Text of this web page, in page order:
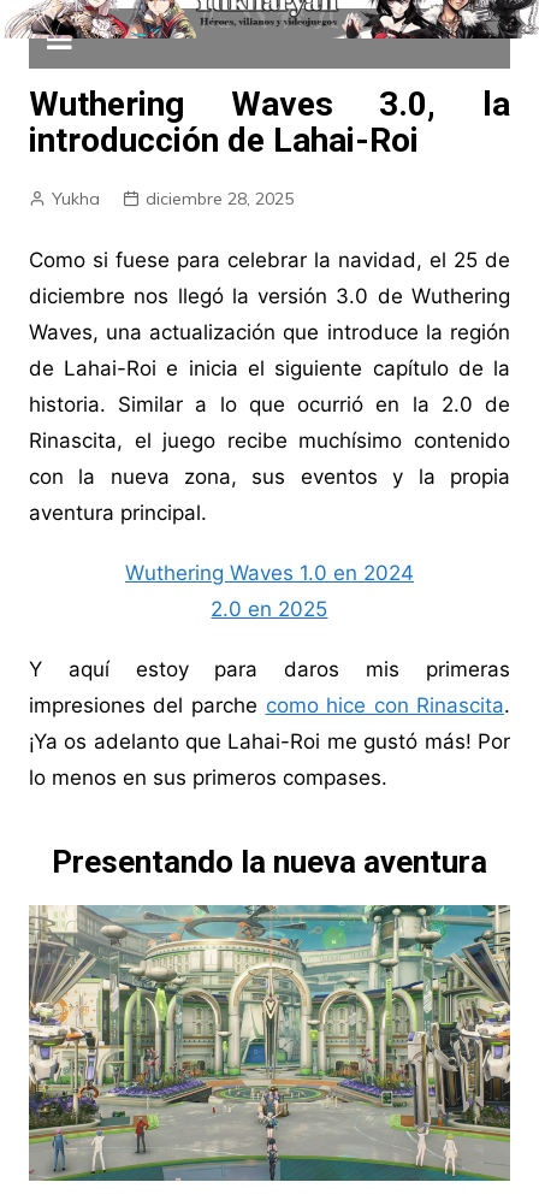
Wuthering Waves 3.0, la
introducción de Lahai-Roi
Yukha diciembre 28, 2025
Como si fuese para celebrar la navidad, el 25 de
diciembre nos llegó la versión 3.0 de Wuthering
Waves, una actualización que introduce la región
de Lahai-Roi e inicia el siguiente capítulo de la
historia. Similar a lo que ocurrió en la 2.0 de
Rinascita, el juego recibe muchísimo contenido
con la nueva zona, sus eventos y la propia
aventura principal.
Wuthering Waves 1.0 en 2024
2.0 en 2025
Y aquí estoy para daros mis primeras
impresiones del parche como hice con Rinascita.
¡Ya os adelanto que Lahai-Roi me gustó más! Por
lo menos en sus primeros compases.
Presentando la nueva aventura